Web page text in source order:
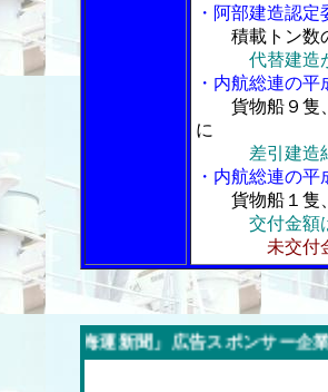
・阿部建造認
積載トン数
代替建造
・内航総連の
貨物船９隻
に
差引建造
・内航総連の
貨物船１隻
交付金額
未交付
」広告スポンサー企業